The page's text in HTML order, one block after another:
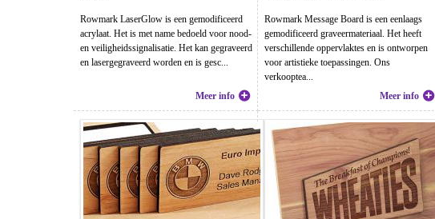
Rowmark LaserGlow is een gemodificeerd
acrylaat. Het is met name bedoeld voor nood-
en veiligheidssignalisatie. Het kan gegraveerd
en lasergegraveerd worden en is gesc...
Meer info
Rowmark Message Board is een eenlaags
gemodificeerd graveermateriaal. Het heeft
verschillende oppervlaktes en is ontworpen
voor artistieke toepassingen. Ons
verkooptea...
Meer info